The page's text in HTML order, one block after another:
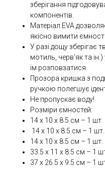
зберігання
компонентів.
Матеріал EVA
якісно вимити
У разі дощу зберігає
мотиль, черв'як та
їм розповзатися.
Прозора кришка з
ручкою полегшує
Не пропускає воду!
Розміри ємностей:
14 х 10 х 8.5 см – 1 шт.
14 х 10 х 8.5 см – 1 шт.
14 х 10 х 8.5 см – 1 шт.
33.5 х 11 х 8.5 см – 1
37 х 26.5 х 9.5 см – 1